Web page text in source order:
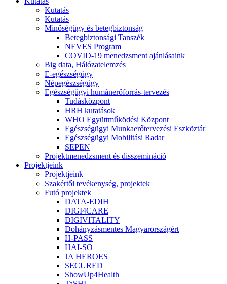
Kutatás
Kutatás
Minőségügy és betegbiztonság
Betegbiztonsági Tanszék
NEVES Program
COVID-19 menedzsment ajánlásaink
Big data, Hálózatelemzés
E-egészségügy
Népegészségügy
Egészségügyi humánerőforrás-tervezés
Tudásközpont
HRH kutatások
WHO Együttműködési Központ
Egészségügyi Munkaerőtervezési Eszköztár
Egészségügyi Mobilitási Radar
SEPEN
Projektmenedzsment és disszemináció
Projektjeink
Projektjeink
Szakértői tevékenység, projektek
Futó projektek
DATA-EDIH
DIGI4CARE
DIGIVITALITY
Dohányzásmentes Magyarországért
H-PASS
HAI-SO
JA HEROES
SECURED
ShowUp4Health